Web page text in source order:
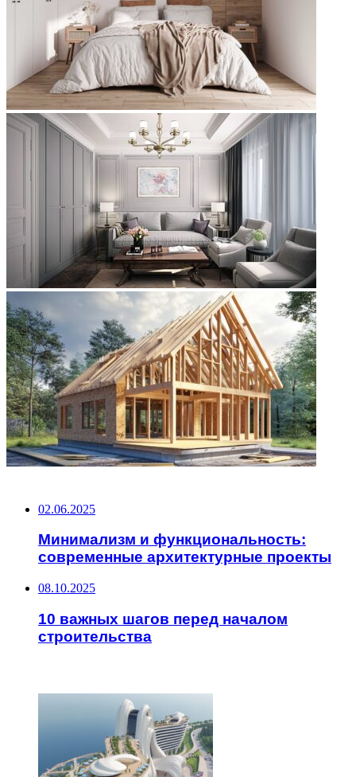
02.06.2025
Минимализм и функциональность:
современные архитектурные проекты
08.10.2025
10 важных шагов перед началом
строительства